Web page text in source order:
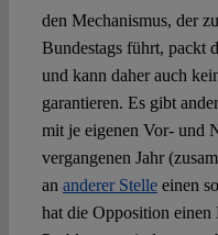
den Mechanismus, der
Bundestags führt, packt
und kann daher auch
garantieren. Es gibt
mit je eigenen Vor- und
vergangenen Jahr
an anderer Stelleeinen
hat die Opposition